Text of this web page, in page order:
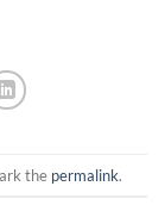
the permalink.